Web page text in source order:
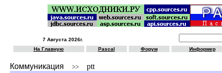
7 Августа 2026г.
На Главную
Pascal Форум Информер
Коммуникация >> ptt